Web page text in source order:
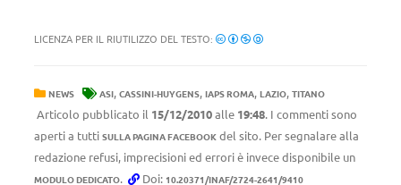
LICENZA PER IL RIUTILIZZO DEL TESTO:
NEWS ASI, CASSINI-HUYGENS, IAPS ROMA, LAZIO, TITANO
Articolo pubblicato il 15/12/2010alle 19:48. I commenti sono
aperti a tutti SULLA PAGINA FACEBOOK del sito. Per segnalare alla
redazione refusi, imprecisioni ed errori è invece disponibile un
MODULO DEDICATO. Doi: 10.20371/INAF/2724-2641/9410